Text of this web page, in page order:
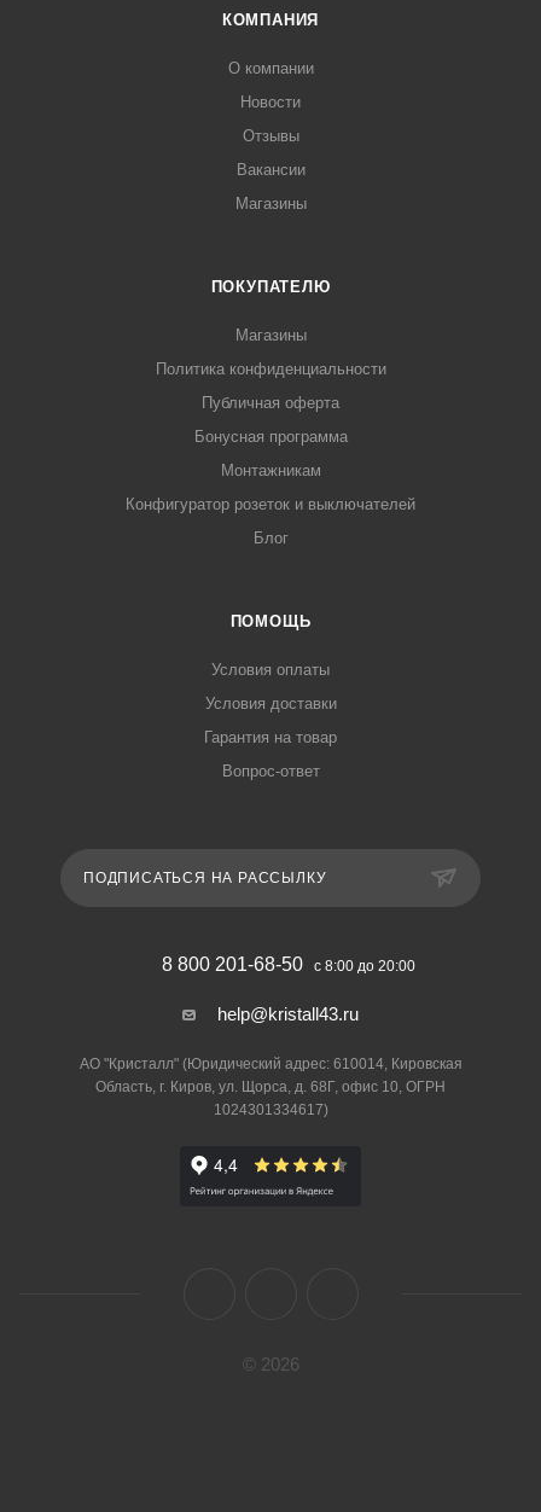
КОМПАНИЯ
О компании
Новости
Отзывы
Вакансии
Магазины
ПОКУПАТЕЛЮ
Магазины
Политика конфиденциальности
Публичная оферта
Бонусная программа
Монтажникам
Конфигуратор розеток и выключателей
Блог
ПОМОЩЬ
Условия оплаты
Условия доставки
Гарантия на товар
Вопрос-ответ
ПОДПИСАТЬСЯ НА РАССЫЛКУ
8 800 201-68-50 с 8:00 до 20:00
help@kristall43.ru
АО "Кристалл" (Юридический адрес: 610014, Кировская
Область, г. Киров, ул. Щорса, д. 68Г, офис 10, ОГРН
1024301334617)
© 2026